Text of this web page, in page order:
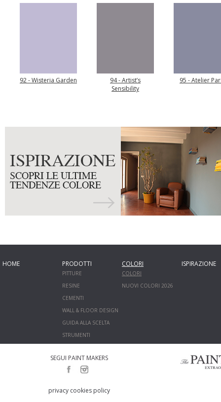
92 - Wisteria Garden
94 - Artist’s
Sensibility
95 - Atelier
HOME PRODOTTI
PITTURE
RESINE
CEMENTI
WALL & FLOOR DESIGN
GUIDA ALLA SCELTA
STRUMENTI
COLORI
COLORI
NUOVI COLORI 2026
ISPIRAZIONE
SEGUI PAINT MAKERS
privacy cookies policy